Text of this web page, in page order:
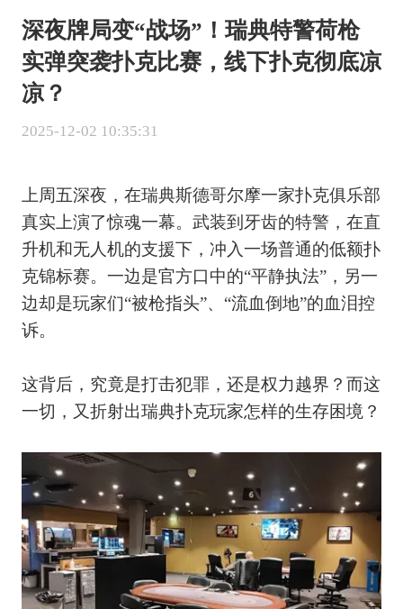
深夜牌局变“战场”！瑞典特警荷枪
实弹突袭扑克比赛，线下扑克彻底凉
凉？
2025-12-02 10:35:31
上周五深夜，在瑞典斯德哥尔摩一家扑克俱乐部
真实上演了惊魂一幕。武装到牙齿的特警，在直
升机和无人机的支援下，冲入一场普通的低额扑
克锦标赛。一边是官方口中的“平静执法”，另一
边却是玩家们“被枪指头”、“流血倒地”的血泪控
诉。
这背后，究竟是打击犯罪，还是权力越界？而这
一切，又折射出瑞典扑克玩家怎样的生存困境？